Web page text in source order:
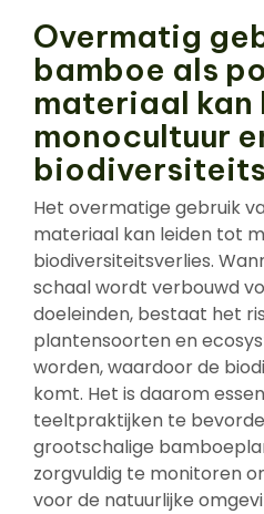
Overmatig
bamboe als
materiaal
monocultuur
Het overmatige gebruik
materiaal kan leiden tot
biodiversiteitsverlies.
schaal wordt verbouwd
doeleinden, bestaat het
plantensoorten en
worden, waardoor de
komt. Het is daarom
teeltpraktijken te
grootschalige
zorgvuldig te monitoren
voor de natuurlijke